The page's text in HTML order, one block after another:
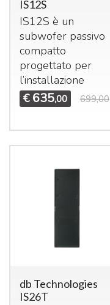
IS12S
IS12S è un
subwofer passivo
compatto
progettato per
l’installazione
€ 635,00 699,00
db Technologies
IS26T